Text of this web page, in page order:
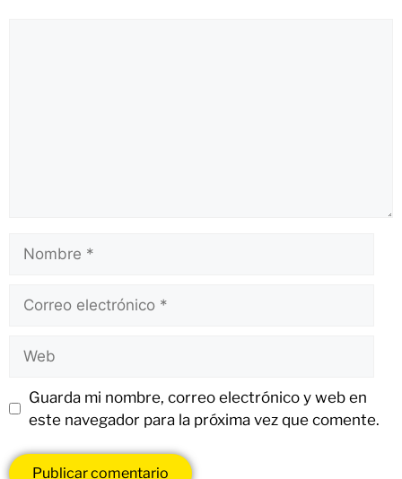
Guarda mi nombre, correo electrónico y web en
este navegador para la próxima vez que comente.